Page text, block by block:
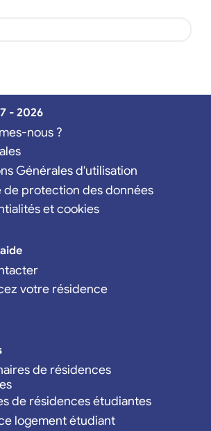
- 2026
nous ?
Générales d'utilisation
de protection des données
et cookies
votre résidence
de résidences
de résidences étudiantes
logement étudiant